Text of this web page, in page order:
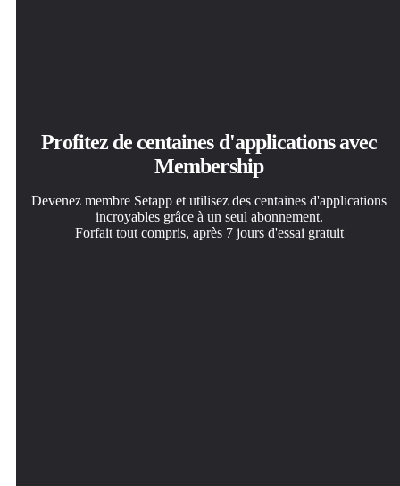
Profitez de centaines d'applications avec
Membership
Devenez membre Setapp et utilisez des centaines d'applications
incroyables grâce à un seul abonnement.
Forfait tout compris, après 7 jours d'essai gratuit